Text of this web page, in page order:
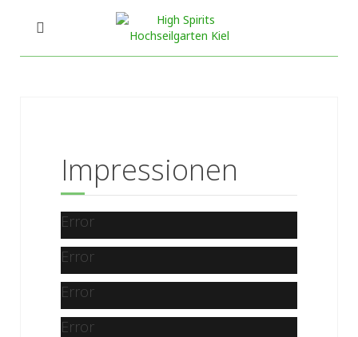
Impressionen
Error
Error
Error
Error